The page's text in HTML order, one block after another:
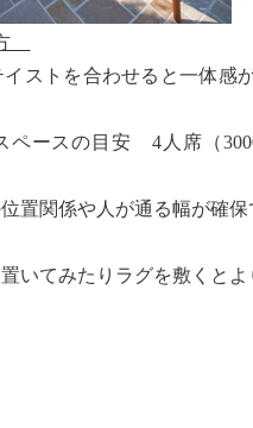
イストを合わせると一体
スペースの目安 4人席
置関係や人が通る幅が確
いてみたりラグを敷くと